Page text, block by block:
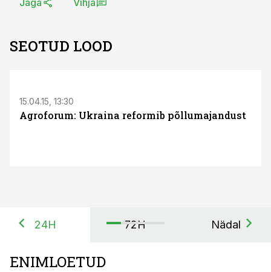
Jaga Vihja
SEOTUD LOOD
15.04.15, 13:30
Agroforum: Ukraina reformib põllumajandust
24H 72H Nädal
ENIMLOETUD